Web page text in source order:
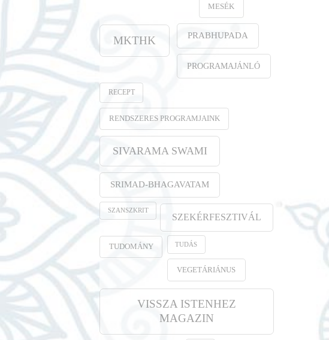
MESÉK
MKTHK PRABHUPADA
PROGRAMAJÁNLÓ
RECEPT
RENDSZERES PROGRAMJAINK
SIVARAMA SWAMI
SRIMAD-BHAGAVATAM
SZANSZKRIT
SZEKÉRFESZTIVÁL
TUDOMÁNY TUDÁS
VEGETÁRIÁNUS
VISSZA ISTENHEZ
MAGAZIN